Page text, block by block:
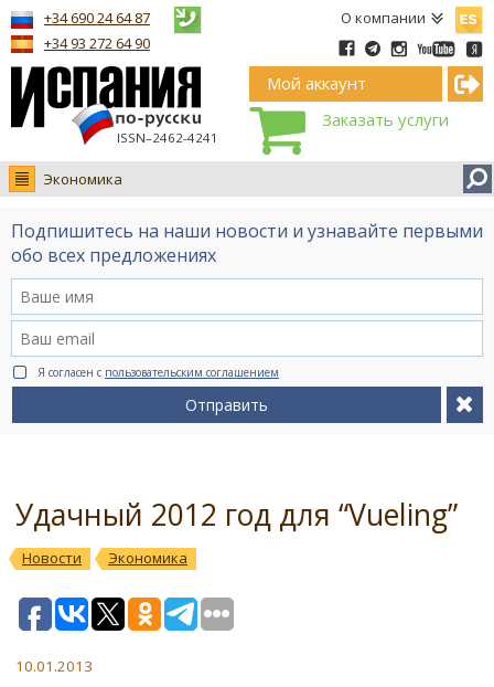
О компании
ISSN–2462-4241
+34 690 24 64 87
+34 93 272 64 90
Мой аккаунт
Заказать услуги
Экономика
Новости
Интервью
Видео Ruso.TV
BCN life
Сервис на немецком
Подпишитесь на наши новости и узнавайте первыми
обо всех предложениях
Я согласен с пользовательским соглашением
Отправить
Удачный 2012 год для “Vueling”
Новости Экономика
10.01.2013